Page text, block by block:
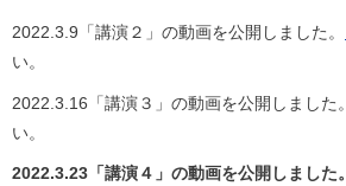
2022.3.9「講演２」の動画を公開しました。
い。
2022.3.16「講演３」の動画を公開しました。
い。
2022.3.23「講演４」の動画を公開しました。